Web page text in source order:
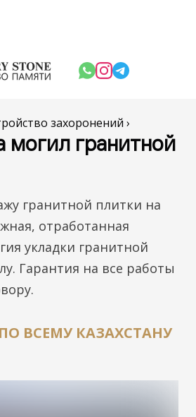
захоронений ›
могил гранитной
гранитной плитки на
отработанная
укладки гранитной
Гарантия на все работы
ВСЕМУ КАЗАХСТАНУ